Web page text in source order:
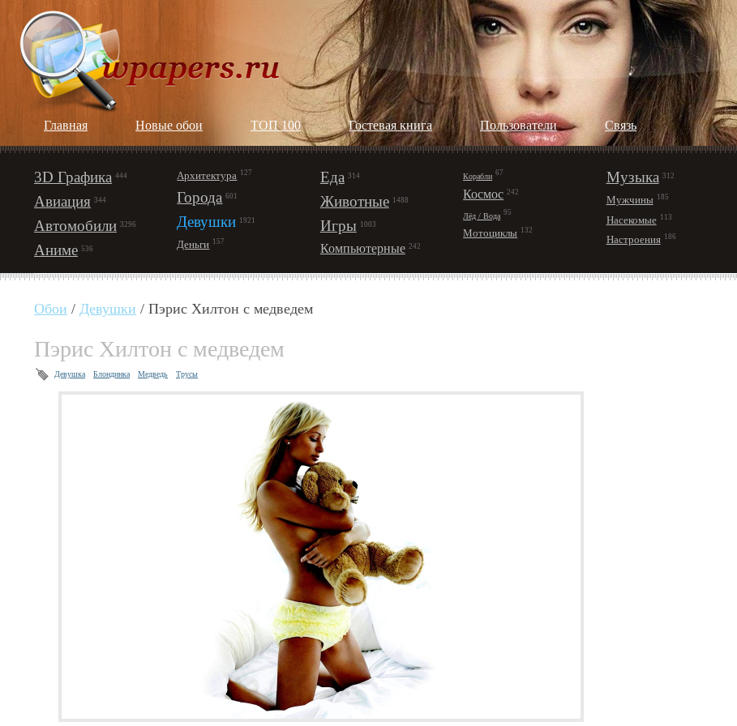
Главная Новые обои ТОП 100 Гостевая книга Пользователи Cвязь
3D Графика 444
Авиация 344
Автомобили 3296
Аниме 536
Архитектура 127
Города 601
Девушки 1921
Деньги 157
Еда 314
Животные 1488
Игры 1003
Компьютерные 242
Корабли 67
Космос 242
Лёд / Вода 95
Мотоциклы 132
Музыка 312
Мужчины 185
Насекомые 113
Настроения 186
Обои / Девушки / Пэрис Хилтон с медведем
Пэрис Хилтон с медведем
Девушка Блондинка Медведь Трусы